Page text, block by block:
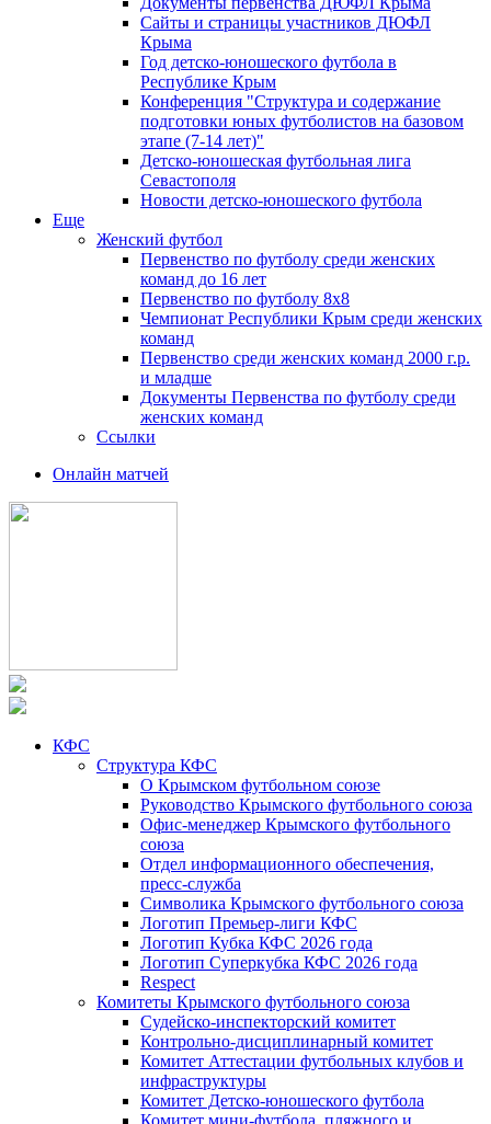
Сайты и страницы участников ДЮФЛ
Крыма
Год детско-юношеского футбола в
Республике Крым
Конференция "Структура и содержание
подготовки юных футболистов на базовом
этапе (7-14 лет)"
Детско-юношеская футбольная лига
Севастополя
Новости детско-юношеского футбола
Еще
Женский футбол
Первенство по футболу среди женских
команд до 16 лет
Первенство по футболу 8х8
Чемпионат Республики Крым среди женских
команд
Первенство среди женских команд 2000 г.р.
и младше
Документы Первенства по футболу среди
женских команд
Ссылки
Онлайн матчей
КФС
Структура КФС
О Крымском футбольном союзе
Руководство Крымского футбольного союза
Офис-менеджер Крымского футбольного
союза
Отдел информационного обеспечения,
пресс-служба
Символика Крымского футбольного союза
Логотип Премьер-лиги КФС
Логотип Кубка КФС 2026 года
Логотип Суперкубка КФС 2026 года
Respect
Комитеты Крымского футбольного союза
Судейско-инспекторский комитет
Контрольно-дисциплинарный комитет
Комитет Аттестации футбольных клубов и
инфраструктуры
Комитет Детско-юношеского футбола
Комитет мини-футбола, пляжного и